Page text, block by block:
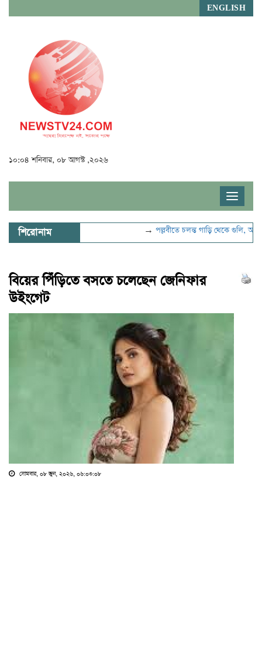
ENGLISH
১০:০৪ শনিবার, ০৮ আগস্ট ,২০২৬
Toggle
শিরোনাম →পল্লবীতে চলন্ত গাড়ি থেকে গুলি, আহত ২
বিয়ের পিঁড়িতে বসতে চলেছেন জেনিফার
উইংগেট
সোমবার, ০৮ জুন, ২০২৬, ০৬:০৩:০৮